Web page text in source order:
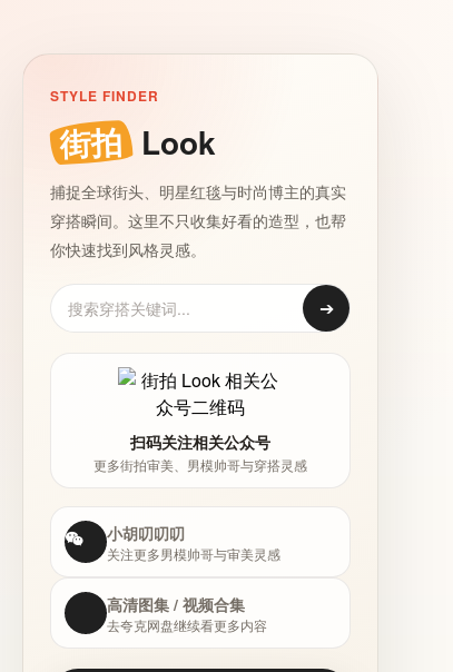
STYLE FINDER
街拍 Look
捕捉全球街头、明星红毯与时尚博主的真实
穿搭瞬间。这里不只收集好看的造型，也帮
你快速找到风格灵感。
➔
扫码关注相关公众号
更多街拍审美、男模帅哥与穿搭灵感
小胡叨叨叨
关注更多男模帅哥与审美灵感
高清图集 / 视频合集
去夸克网盘继续看更多内容